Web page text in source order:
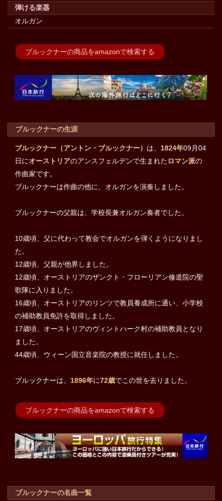
弾ける楽器
オルガン
ブルックナーの商品をamazonで検索する
ブルックナーの生涯
ブルックナー（アントン・ブルックナー） は、 1824年09月04
日にオーストリアのアンスフェルデンで生まれたロマン派の
作曲家です。
ブルックナーは作曲の他に、オルガンを演奏しました。
ブルックナーの父親は、学校長兼オルガン奏者でした。
10歳頃、父に代わって教会でオルガンを弾くようになりまし
た。
12歳頃、父親が他界しました。
12歳頃、オーストリアのザンクト・フローリアン修道院の聖
歌隊に入りました。
16歳頃、オーストリアのリンツで教員養成所に通い、小学校
の補助教員免許を取得しました。
17歳頃、オーストリアのヴィントハーク村の補助教員となり
ました。
44歳頃、ウィーン国立音楽院の教授に就任しました。
ブルックナーは、 1896年に72歳でこの世を去りました。
ブルックナーの商品をamazonで検索する
ブルックナーの名曲一覧